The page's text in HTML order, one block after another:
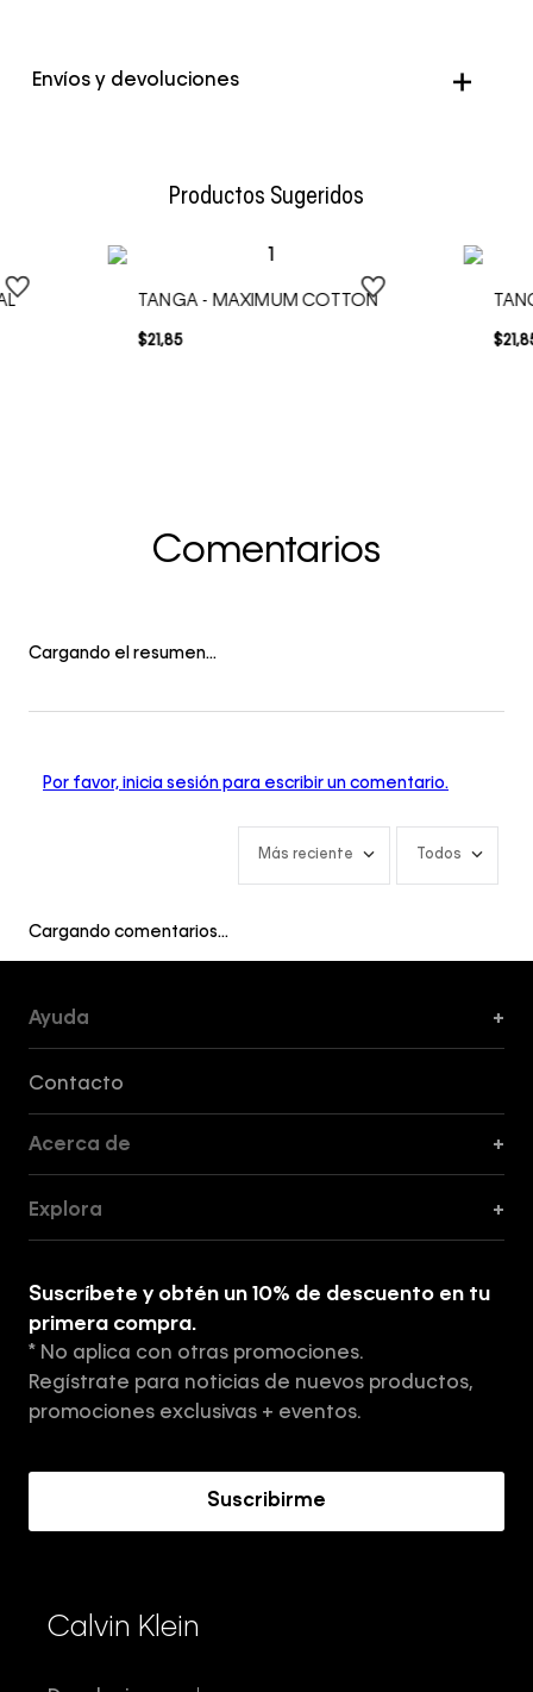
Envíos y devoluciones
Productos Sugeridos
TANGA - MAXIMUM COTTON
$21,85 $21,
Comentarios
Cargando el resumen…
Por favor, inicia sesión para escribir un comentario.
Más reciente Todos
Cargando comentarios…
Ayuda +
Contacto
Acerca de +
Tiendas
Aviso de privacidad
Términos y Condiciones
Explora +
Suscríbete y obtén un 10% de descuento en tu
primera compra.
* No aplica con otras promociones.
Regístrate para noticias de nuevos productos,
promociones exclusivas + eventos.
Suscribirme
Calvin Klein